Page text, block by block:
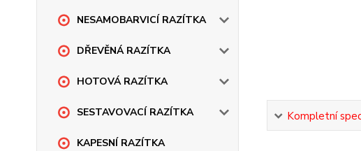
NESAMOBARVICÍ RAZÍTKA
DŘEVĚNÁ RAZÍTKA
HOTOVÁ RAZÍTKA
SESTAVOVACÍ RAZÍTKA
KAPESNÍ RAZÍTKA
Kompletní